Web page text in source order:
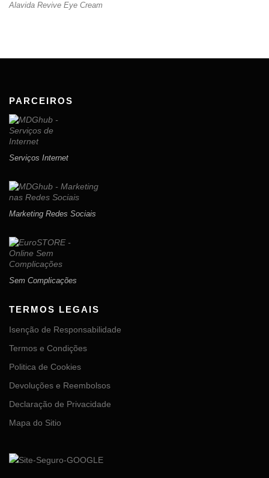
Alavida Revive Eye Cream
PARCEIROS
Serviços Internet
Marketing Redes Sociais
Sem Complicações
TERMOS LEGAIS
Isenção de Responsabilidade
Termos e Condições
Politica de Cookies
Devoluções e Reembolsos
Declaração de Privacidade
Mapa do Sitio